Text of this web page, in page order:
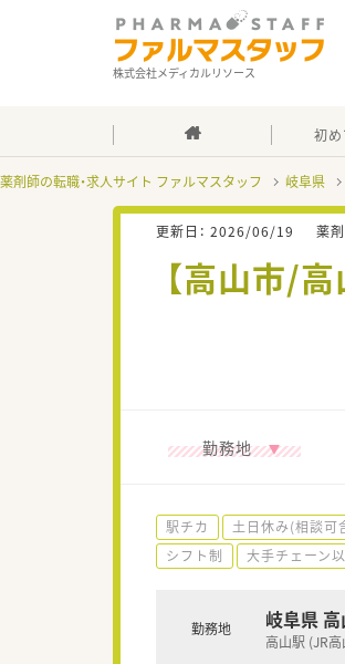
株式会社メディカルリソース
初
薬剤師の転職・求人サイト ファルマスタッフ 岐阜県
更新日： 2026/06/19 薬
【高山市/
勤務地
駅チカ 土日休み(相談可
シフト制
大手チェーン
勤務地 岐阜県
高山駅 (JR